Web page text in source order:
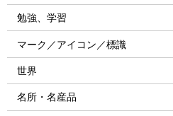
勉強、学習
マーク／アイコン／標識
世界
名所・名産品